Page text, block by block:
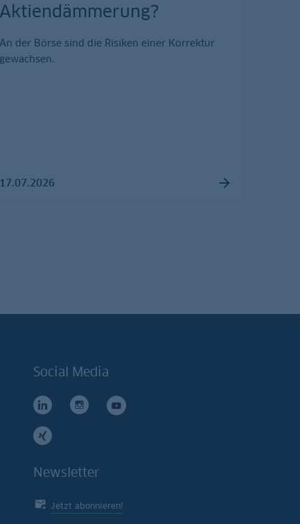
Aktiendämmerung?
An der Börse sind die Risiken einer Korrektur
gewachsen.
17.07.2026
Social Media
Newsletter
Jetzt abonnieren!